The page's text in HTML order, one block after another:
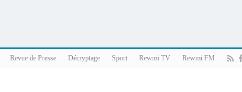
Revue de Presse Décryptage Sport Rewmi TV Rewmi FM